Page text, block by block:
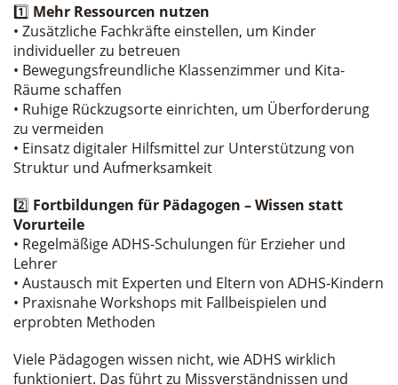
1️⃣ Mehr Ressourcen nutzen
• Zusätzliche Fachkräfte einstellen, um Kinder
individueller zu betreuen
• Bewegungsfreundliche Klassenzimmer und Kita-
Räume schaffen
• Ruhige Rückzugsorte einrichten, um Überforderung
zu vermeiden
• Einsatz digitaler Hilfsmittel zur Unterstützung von
Struktur und Aufmerksamkeit
2️⃣ Fortbildungen für Pädagogen – Wissen statt
Vorurteile
• Regelmäßige ADHS-Schulungen für Erzieher und
Lehrer
• Austausch mit Experten und Eltern von ADHS-Kindern
• Praxisnahe Workshops mit Fallbeispielen und
erprobten Methoden
Viele Pädagogen wissen nicht, wie ADHS wirklich
funktioniert. Das führt zu Missverständnissen und